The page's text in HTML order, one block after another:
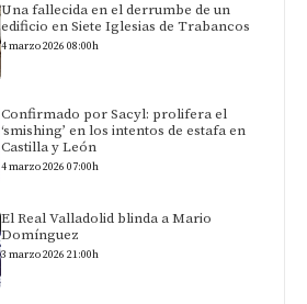
Una fallecida en el derrumbe de un
edificio en Siete Iglesias de Trabancos
4 marzo 2026 08:00h
Confirmado por Sacyl: prolifera el
‘smishing’ en los intentos de estafa en
Castilla y León
4 marzo 2026 07:00h
El Real Valladolid blinda a Mario
Domínguez
3 marzo 2026 21:00h